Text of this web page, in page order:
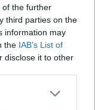
of the further
third parties on the
information may
the IAB’s List of
disclose it to other